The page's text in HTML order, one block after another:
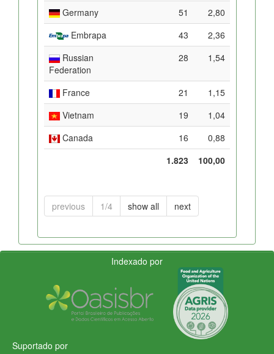
Germany
51
2,80
Embrapa
43
2,36
Russian
Federation
28 1,54
France 21
1,15
Vietnam
19
1,04
Canada
16
0,88
1.823
100,00
previous 1/4 show all next
Indexado por
Suportado por